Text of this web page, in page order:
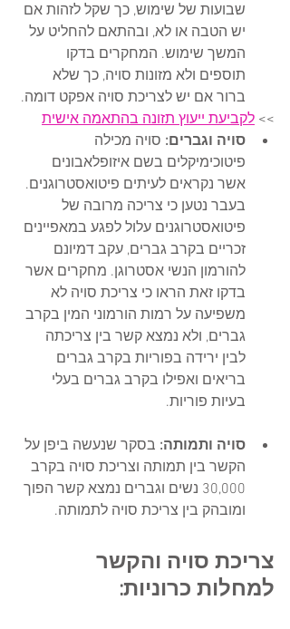
שבועות של שימוש, כך שקל לזהות אם
יש הטבה או לא, ובהתאם להחליט על
המשך שימוש. המחקרים בדקו
תוספים ולא מזונות סויה, כך שלא
ברור אם יש לצריכת סויה אפקט דומה.
>> לקביעת ייעוץ תזונה בהתאמה אישית
סויה וגברים: סויה מכילה
פיטוכימיקלים בשם איזופלאבונים
אשר נקראים לעיתים פיטואסטרוגנים.
בעבר נטען כי צריכה מרובה של
פיטואסטרוגנים עלול לפגע במאפיינים
זכריים בקרב גברים, עקב דמיונם
להורמון הנשי אסטרוגן. מחקרים אשר
בדקו זאת הראו כי צריכת סויה לא
משפיעה על רמות הורמוני המין בקרב
גברים, ולא נמצא קשר בין צריכתה
לבין ירידה בפוריות בקרב גברים
בריאים ואפילו בקרב גברים בעלי
בעיות פוריות.
סויה ותמותה: בסקר שנעשה ביפן על
הקשר בין תמותה וצריכת סויה בקרב
30,000 נשים וגברים נמצא קשר הפוך
ומובהק בין צריכת סויה לתמותה.
צריכת סויה והקשר
למחלות כרוניות: